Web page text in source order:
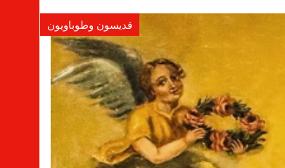
قديسون وطوباويون